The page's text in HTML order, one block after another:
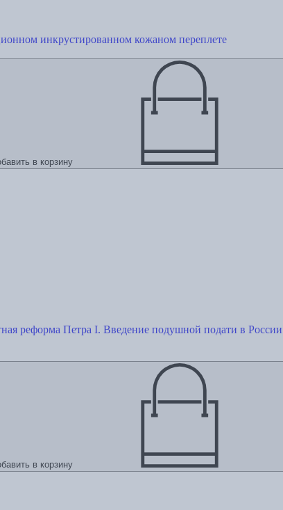
инкрустированном кожаном переплете
в корзину
реформа Петра I. Введение подушной подати в России
в корзину